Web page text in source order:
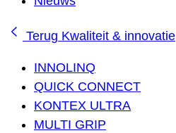
Terug Kwaliteit & innovatie
INNOLINQ
QUICK CONNECT
KONTEX ULTRA
MULTI GRIP